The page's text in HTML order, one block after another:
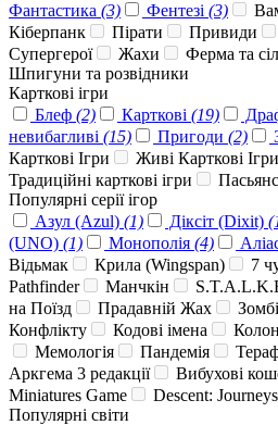
Фантастика (3) Фентезі (3)
Кіберпанк
Пірати Привиди
Супергерої
Жахи
Ферма та
Шпигуни та розвідники
Карткові ігри
Блеф (2) Карткові (19)
невибагливі (15) Пригоди (2)
Карткові Ігри
Живі Карткові Ігри
Традиційні карткові ігри
Пасьянс
Популярні серії ігор
Азул (Azul) (1) Діксіт (Dixit)
(UNO) (1) Монополія (4)
Відьмак
Крила (Wingspan) 7
Pathfinder
Манчкін
на Поїзд
Прадавній Жах
Конфлікту
Кодові імена
Мемологія
Пандемія
Аркгема 3 редакції
Вибухові
Miniatures Game
Descent:
Популярні світи